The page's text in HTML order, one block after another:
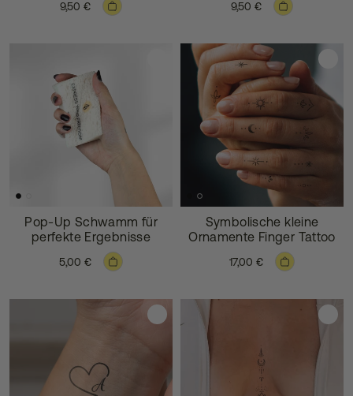
9,50 € 9,50 €
Pop-Up Schwamm für
perfekte Ergebnisse
5,00 €
Symbolische kleine
Ornamente Finger Tattoo
17,00 €